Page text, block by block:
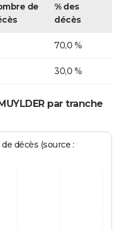
de
% des
décès
70,0 %
30,0 %
par tranche
décès (source :